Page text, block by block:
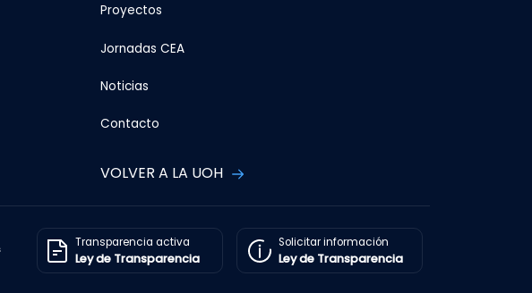
Proyectos
Jornadas CEA
Noticias
Contacto
VOLVER A LA UOH
Transparencia activa
Ley de Transparencia
Solicitar información
Ley de Transparencia